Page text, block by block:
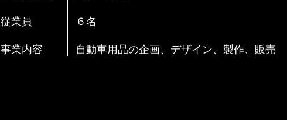
従業員 ６名
事業内容 自動車用品の企画、デザイン、製作、販売